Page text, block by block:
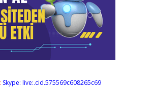
Skype: live:.cid.575569c608265c69